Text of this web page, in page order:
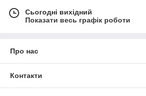
Сьогодні вихідний
Показати весь графік роботи
Про нас
Контакти